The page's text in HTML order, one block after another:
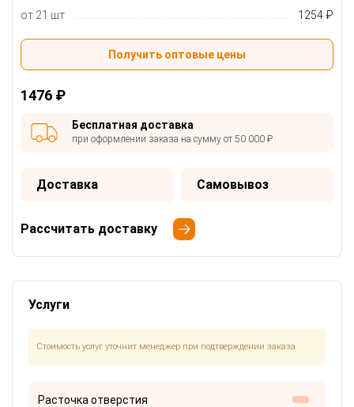
от 21 шт
1254 ₽
Получить оптовые цены
1476 ₽
Бесплатная доставка
при оформлении заказа на сумму от 50 000 ₽
Доставка Самовывоз
Рассчитать доставку
Услуги
Стоимость услуг уточнит менеджер при подтверждении заказа
Расточка отверстия